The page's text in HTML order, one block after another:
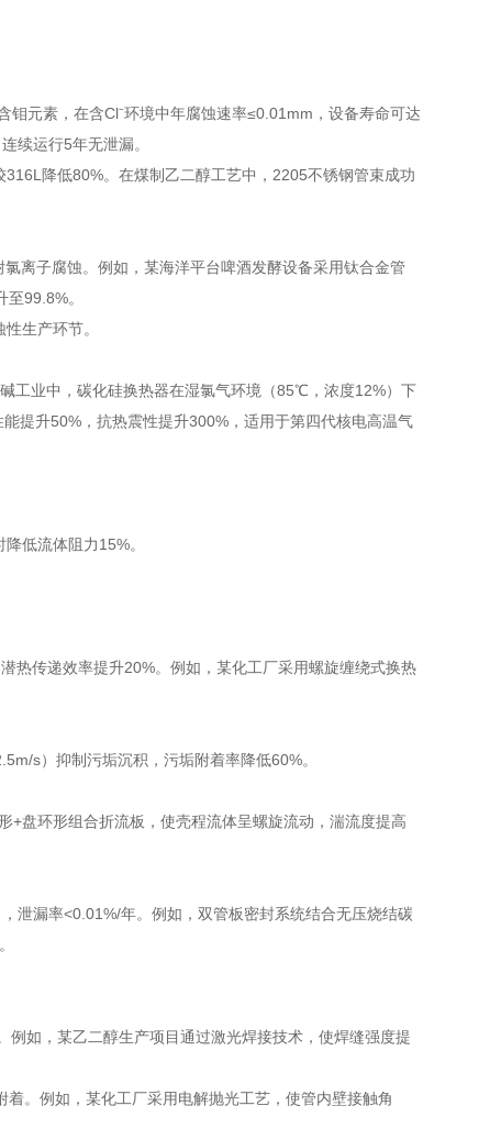
元素，在含Cl⁻环境中年腐蚀速率≤0.01mm，设备寿命可达
续运行5年无泄漏。
降低80%。在煤制乙二醇工艺中，2205不锈钢管束成功
离子腐蚀。例如，某海洋平台啤酒发酵设备采用钛合金管
99.8%。
生产环节。
工业中，碳化硅换热器在湿氯气环境（85℃，浓度12%）下
提升50%，抗热震性提升300%，适用于第四代核电高温气
低流体阻力15%。
热传递效率提升20%。例如，某化工厂采用螺旋缠绕式换热
s）抑制污垢沉积，污垢附着率降低60%。
+盘环形组合折流板，使壳程流体呈螺旋流动，湍流度提高
泄漏率<0.01%/年。例如，双管板密封系统结合无压烧结碳
如，某乙二醇生产项目通过激光焊接技术，使焊缝强度提
。例如，某化工厂采用电解抛光工艺，使管内壁接触角